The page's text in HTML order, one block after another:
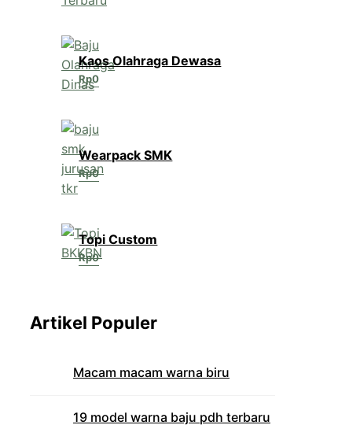
Kaos Olahraga Dewasa
Rp0
Wearpack SMK
Rp0
Topi Custom
Rp0
Artikel Populer
Macam macam warna biru
19 model warna baju pdh terbaru